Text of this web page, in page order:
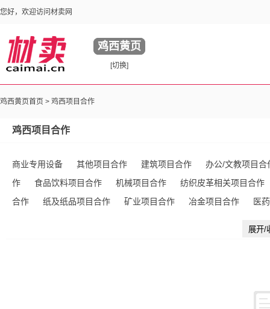
您好，欢迎访问材卖网
鸡西黄页
[切换]
鸡西黄页首页 > 鸡西项目合作
鸡西项目合作
商业专用设备 其他项目合作 建筑项目合作
办公/文教项目合
作
食品饮料项目合作 机械项目合作
纺织皮革相关项目合作
合作
纸及纸品项目合作 矿业项目合作 冶金项目合作
医
展开/